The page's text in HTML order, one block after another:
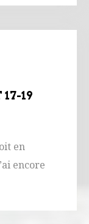
19
en
encore